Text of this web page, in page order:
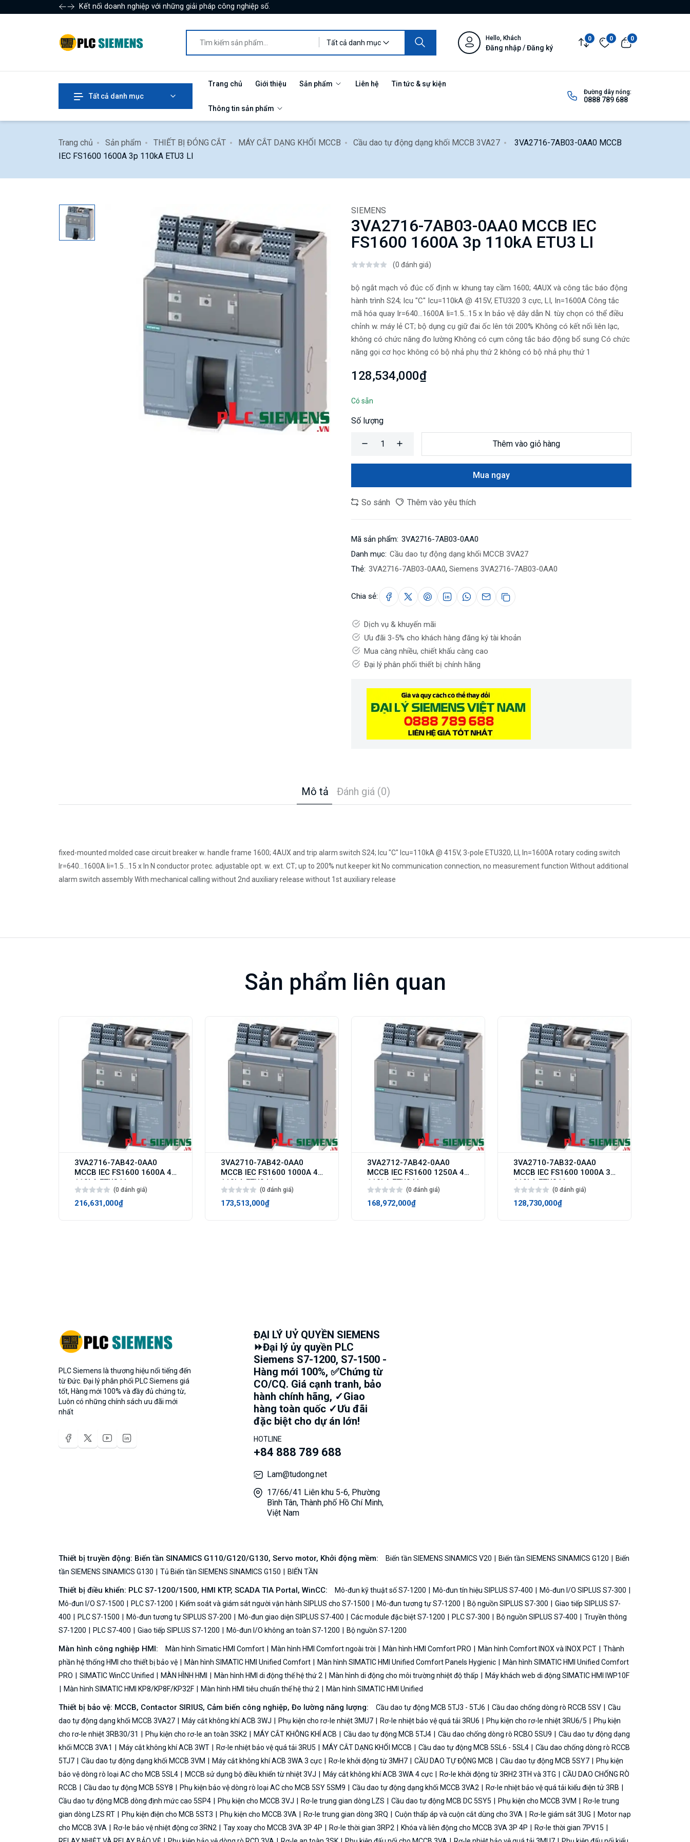
Kết nối doanh nghiệp với những giải pháp công nghiệp số.
Tất cả danh mục
Hello, Khách
Đăng nhập / Đăng ký
0 0 0
Tất cả danh mục
Trang chủ Giới thiệu Sản phẩm Liên hệ Tin tức & sự kiện
Thông tin sản phẩm
Đường dây nóng:
0888 789 688
Trang chủ Sản phẩm THIẾT BỊ ĐÓNG CẮT MÁY CẮT DẠNG KHỐI MCCB Cầu dao tự động dạng khối MCCB 3VA27
3VA2716-7AB03-0AA0 MCCB
IEC FS1600 1600A 3p 110kA ETU3 LI
SIEMENS
3VA2716-7AB03-0AA0 MCCB IEC
FS1600 1600A 3p 110kA ETU3 LI
(0 đánh giá)
bộ ngắt mạch vỏ đúc cố định w. khung tay cầm 1600; 4AUX và công tắc báo động
hành trình S24; Icu "C" Icu=110kA @ 415V, ETU320 3 cực, LI, In=1600A Công tắc
mã hóa quay Ir=640...1600A Ii=1.5...15 x In bảo vệ dây dẫn N. tùy chọn có thể điều
chỉnh w. máy lẻ CT; bộ dụng cụ giữ đai ốc lên tới 200% Không có kết nối liên lạc,
không có chức năng đo lường Không có cụm công tắc báo động bổ sung Có chức
năng gọi cơ học không có bộ nhả phụ thứ 2 không có bộ nhả phụ thứ 1
128,534,000₫
Có sẵn
Số lượng
Thêm vào giỏ hàng
Mua ngay
So sánh Thêm vào yêu thích
Mã sản phẩm: 3VA2716-7AB03-0AA0
Danh mục: Cầu dao tự động dạng khối MCCB 3VA27
Thẻ: 3VA2716-7AB03-0AA0, Siemens 3VA2716-7AB03-0AA0
Chia sẻ:
Dịch vụ & khuyến mãi
Ưu đãi 3-5% cho khách hàng đăng ký tài khoản
Mua càng nhiều, chiết khấu càng cao
Đại lý phân phối thiết bị chính hãng
Mô tả Đánh giá (0)
fixed-mounted molded case circuit breaker w. handle frame 1600; 4AUX and trip alarm switch S24; Icu "C" Icu=110kA @ 415V, 3-pole ETU320, LI, In=1600A rotary coding switch
Ir=640...1600A Ii=1.5...15 x In N conductor protec. adjustable opt. w. ext. CT; up to 200% nut keeper kit No communication connection, no measurement function Without additional
alarm switch assembly With mechanical calling without 2nd auxiliary release without 1st auxiliary release
Sản phẩm liên quan
3VA2716-7AB42-0AA0
MCCB IEC FS1600 1600A 4p
110kA ETU3 LI
(0 đánh giá)
216,631,000₫
3VA2710-7AB42-0AA0
MCCB IEC FS1600 1000A 4p
110kA ETU3 LI
(0 đánh giá)
173,513,000₫
3VA2712-7AB42-0AA0
MCCB IEC FS1600 1250A 4p
110kA ETU3 LI
(0 đánh giá)
168,972,000₫
3VA2710-7AB32-0AA0
MCCB IEC FS1600 1000A 3p
110kA ETU3 LI
(0 đánh giá)
128,730,000₫
PLC Siemens là thương hiệu nổi tiếng đến
từ Đức. Đại lý phân phối PLC Siemens giá
tốt, Hàng mới 100% và đầy đủ chứng từ,
Luôn có những chính sách ưu đãi mới
nhất
ĐẠI LÝ UỶ QUYỀN SIEMENS
⏩Đại lý ủy quyền PLC
Siemens S7-1200, S7-1500 -
Hàng mới 100%, ✅Chứng từ
CO/CQ. Giá cạnh tranh, bảo
hành chính hãng, ✓Giao
hàng toàn quốc ✓Ưu đãi
đặc biệt cho dự án lớn!
HOTLINE
+84 888 789 688
Lam@tudong.net
17/66/41 Liên khu 5-6, Phường
Bình Tân, Thành phố Hồ Chí Minh,
Việt Nam
Thiết bị truyền động: Biến tần SINAMICS G110/G120/G130, Servo motor, Khởi động mềm: Biến tần SIEMENS SINAMICS V20 Biến tần SIEMENS SINAMICS G120
Biến
tần SIEMENS SINAMICS G130
Tủ Biến tần SIEMENS SINAMICS G150 BIẾN TẦN
Thiết bị điều khiển: PLC S7-1200/1500, HMI KTP, SCADA TIA Portal, WinCC: Mô-đun kỹ thuật số S7-1200 Mô-đun tín hiệu SIPLUS S7-400
Mô-đun I/O SIPLUS S7-300
Mô-đun I/O S7-1500
PLC S7-1200 Kiểm soát và giám sát người vận hành SIPLUS cho S7-1500 Mô-đun tương tự S7-1200 Bộ nguồn SIPLUS S7-300
Giao tiếp SIPLUS S7-
400
PLC S7-1500 Mô-đun tương tự SIPLUS S7-200 Mô-đun giao diện SIPLUS S7-400 Các module đặc biệt S7-1200 PLC S7-300 Bộ nguồn SIPLUS S7-400
Truyền thông
S7-1200
PLC S7-400 Giao tiếp SIPLUS S7-1200 Mô-đun I/O không an toàn S7-1200 Bộ nguồn S7-1200
Màn hình công nghiệp HMI: Màn hình Simatic HMI Comfort Màn hình HMI Comfort ngoài trời Màn hình HMI Comfort PRO Màn hình Comfort INOX và INOX PCT
Thành
phần hệ thống HMI cho thiết bị bảo vệ
Màn hình SIMATIC HMI Unified Comfort Màn hình SIMATIC HMI Unified Comfort Panels Hygienic
Màn hình SIMATIC HMI Unified Comfort
PRO
SIMATIC WinCC Unified MÀN HÌNH HMI Màn hình HMI di động thế hệ thứ 2 Màn hình di động cho môi trường nhiệt độ thấp
Máy khách web di động SIMATIC HMI IWP10F
Màn hình SIMATIC HMI KP8/KP8F/KP32F
Màn hình HMI tiêu chuẩn thế hệ thứ 2 Màn hình SIMATIC HMI Unified
Thiết bị bảo vệ: MCCB, Contactor SIRIUS, Cảm biến công nghiệp, Đo lường năng lượng: Cầu dao tự động MCB 5TJ3 - 5TJ6 Cầu dao chống dòng rò RCCB 5SV
Cầu
dao tự động dạng khối MCCB 3VA27
Máy cắt không khí ACB 3WJ Phụ kiện cho rơ-le nhiệt 3MU7 Rơ-le nhiệt bảo vệ quá tải 3RU6 Phụ kiện cho rơ-le nhiệt 3RU6/5
Phụ kiện
cho rơ-le nhiệt 3RB30/31
Phụ kiện cho rơ-le an toàn 3SK2 MÁY CẮT KHÔNG KHÍ ACB Cầu dao tự động MCB 5TJ4 Cầu dao chống dòng rò RCBO 5SU9
Cầu dao tự động dạng
khối MCCB 3VA1
Máy cắt không khí ACB 3WT Rơ-le nhiệt bảo vệ quá tải 3RU5 MÁY CẮT DẠNG KHỐI MCCB Cầu dao tự động MCB 5SL6 - 5SL4
Cầu dao chống dòng rò RCCB
5TJ7
Cầu dao tự động dạng khối MCCB 3VM Máy cắt không khí ACB 3WA 3 cực Rơ-le khởi động từ 3MH7 CẦU DAO TỰ ĐỘNG MCB Cầu dao tự động MCB 5SY7
Phụ kiện
bảo vệ dòng rò loại AC cho MCB 5SL4
MCCB sử dụng bộ điều khiển từ nhiệt 3VJ Máy cắt không khí ACB 3WA 4 cực Rơ-le khởi động từ 3RH2 3TH và 3TG
CẦU DAO CHỐNG RÒ
RCCB
Cầu dao tự động MCB 5SY8 Phụ kiện bảo vệ dòng rò loại AC cho MCB 5SY 5SM9 Cầu dao tự động dạng khối MCCB 3VA2
Rơ-le nhiệt bảo vệ quá tải kiểu điện tử 3RB
Cầu dao tự động MCB dòng định mức cao 5SP4
Phụ kiện cho MCCB 3VJ Rơ-le trung gian dòng LZS Cầu dao tự động MCB DC 5SY5 Phụ kiện cho MCCB 3VM
Rơ-le trung
gian dòng LZS RT
Phụ kiện điện cho MCB 5ST3 Phụ kiện cho MCCB 3VA Rơ-le trung gian dòng 3RQ Cuộn thấp áp và cuộn cắt dùng cho 3VA Rơ-le giám sát 3UG
Motor nạp
cho MCCB 3VA
Rơ-le bảo vệ nhiệt động cơ 3RN2 Tay xoay cho MCCB 3VA 3P 4P Rơ-le thời gian 3RP2 Khóa và liên động cho MCCB 3VA 3P 4P
Rơ-le thời gian 7PV15